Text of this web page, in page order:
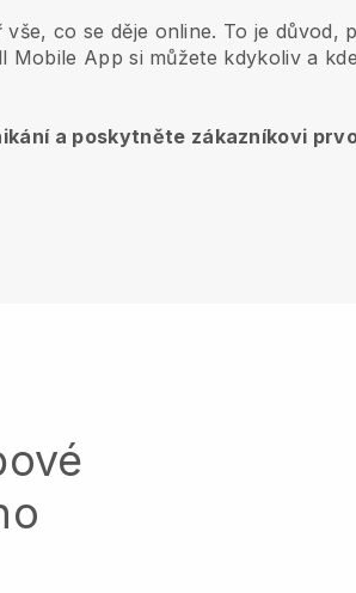
co se děje online. To je důvod,
Mobile App si můžete kdykoliv a
a poskytněte zákazníkovi